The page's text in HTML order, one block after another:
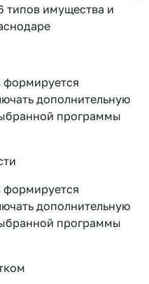
типов имущества и
дополнительную
программы
дополнительную
программы